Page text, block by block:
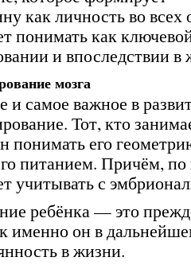
как личность во всех
понимать как
и впоследствии
мозга
и самое важное в
Тот, кто
понимать его
питанием. Причём, по
учитывать с
ребёнка — это
именно он в
в жизни.